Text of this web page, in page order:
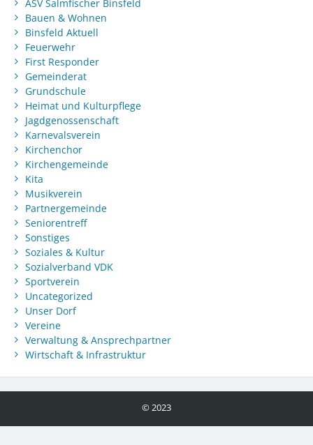
ASV Salmfischer Binsfeld
Bauen & Wohnen
Binsfeld Aktuell
Feuerwehr
First Responder
Gemeinderat
Grundschule
Heimat und Kulturpflege
Jagdgenossenschaft
Karnevalsverein
Kirchenchor
Kirchengemeinde
Kita
Musikverein
Partnergemeinde
Seniorentreff
Sonstiges
Soziales & Kultur
Sozialverband VDK
Sportverein
Uncategorized
Unser Dorf
Vereine
Verwaltung & Ansprechpartner
Wirtschaft & Infrastruktur
© 2023